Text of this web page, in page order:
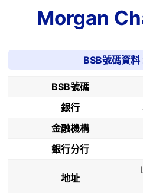
Morgan
BSB號碼資
BSB號碼
銀行
金融機構
銀行分行
地址